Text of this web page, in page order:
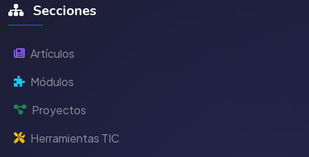
Secciones
Artículos
Módulos
Proyectos
Herramientas TIC